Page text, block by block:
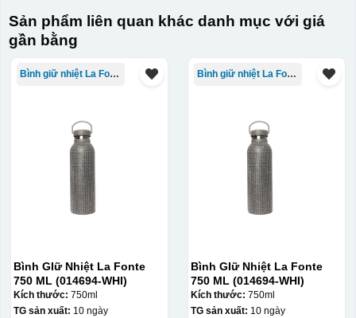
Sản phẩm liên quan khác danh mục với giá
gần bằng
Bình giữ nhiệt La Fonte
Bình GIữ Nhiệt La Fonte
750 ML (014694-WHI)
Kích thước: 750ml
TG sản xuất: 10 ngày
Bình giữ nhiệt La Fonte
Bình GIữ Nhiệt La Fonte
750 ML (014694-WHI)
Kích thước: 750ml
TG sản xuất: 10 ngày